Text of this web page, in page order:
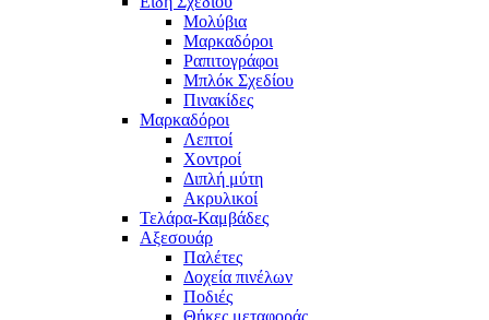
Μολύβια
Μαρκαδόροι
Ραπιτογράφοι
Μπλόκ Σχεδίου
Πινακίδες
Μαρκαδόροι
Λεπτοί
Χοντροί
Διπλή μύτη
Ακρυλικοί
Τελάρα-Καμβάδες
Αξεσουάρ
Παλέτες
Δοχεία πινέλων
Ποδιές
Θήκες μεταφοράς